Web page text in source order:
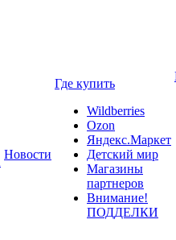
Новости
Где купить
Wildberries
Ozon
Яндекс.Маркет
Детский мир
Магазины
партнеров
Внимание!
ПОДДЕЛКИ